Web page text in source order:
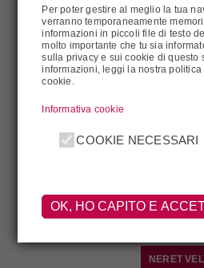
NERET
Per poter gestire al meglio la tua
verranno temporaneamente
informazioni in piccoli file di testo
molto importante che tu sia
sulla privacy e sui cookie di questo
informazioni, leggi la nostra
cookie.
Informativa cookie
COOKIE NECESSARI
OK, HO CAPITO E